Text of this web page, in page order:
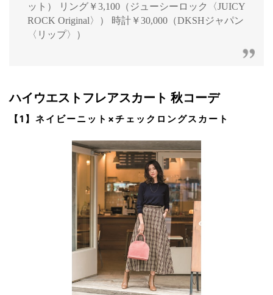
ット） リング￥3,100（ジューシーロック〈JUICY
ROCK Original〉） 時計￥30,000（DKSHジャパン
〈リップ〉）
ハイウエストフレアスカート 秋コーデ
【1】ネイビーニット×チェックロングスカート